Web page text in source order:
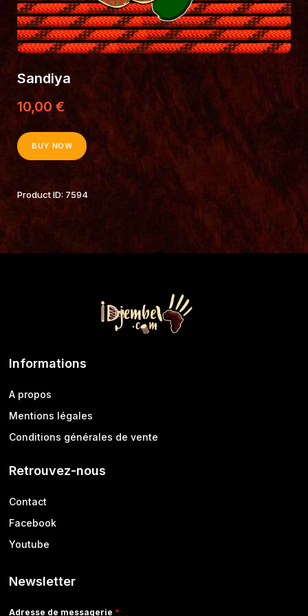
Sandiya
10,00 €
BUY NOW
Product ID: 7594
Informations
A propos
Mentions légales
Conditions générales de vente
Retrouvez-nous
Contact
Facebook
Youtube
Newsletter
Adresse de messagerie *